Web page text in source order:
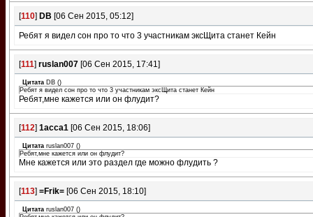
[110] DB [06 Сен 2015, 05:12]
Ребят я видел сон про то что 3 участникам эксЩита станет Кейн
[111] ruslan007 [06 Сен 2015, 17:41]
Цитата DB ()
Ребят я видел сон про то что 3 участникам эксЩита станет Кейн
Ребят,мне кажется или он флудит?
[112] 1асса1 [06 Сен 2015, 18:06]
Цитата ruslan007 ()
Ребят,мне кажется или он флудит?
Мне кажется или это раздел где можно флудить ?
[113] =Frik= [06 Сен 2015, 18:10]
Цитата ruslan007 ()